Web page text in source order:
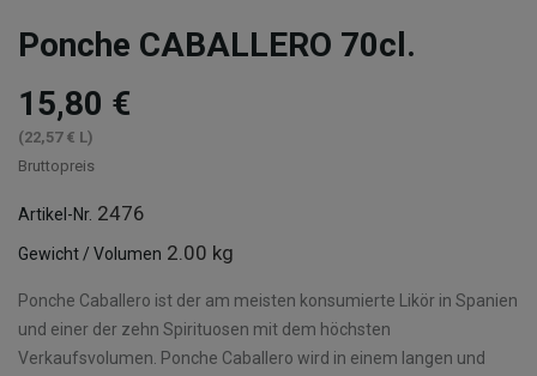
Ponche CABALLERO 70cl.
15,80 €
(22,57 € L)
Bruttopreis
Artikel-Nr. 2476
Gewicht / Volumen 2.00 kg
Ponche Caballero ist der am meisten konsumierte Likör in Spanien
und einer der zehn Spirituosen mit dem höchsten
Verkaufsvolumen. Ponche Caballero wird in einem langen und